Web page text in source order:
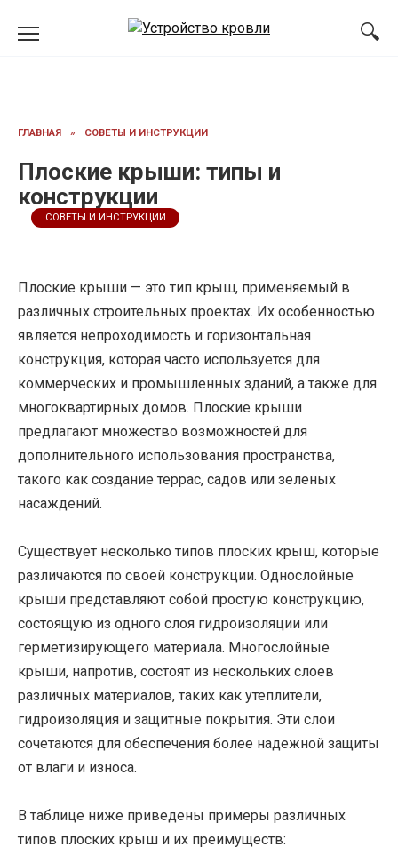
ГЛАВНАЯ » СОВЕТЫ И ИНСТРУКЦИИ
Плоские крыши: типы и
конструкции
СОВЕТЫ И ИНСТРУКЦИИ
Плоские крыши — это тип крыш, применяемый в
различных строительных проектах. Их особенностью
является непроходимость и горизонтальная
конструкция, которая часто используется для
коммерческих и промышленных зданий, а также для
многоквартирных домов. Плоские крыши
предлагают множество возможностей для
дополнительного использования пространства,
такого как создание террас, садов или зеленых
насаждений.
Существует несколько типов плоских крыш, которые
различаются по своей конструкции. Однослойные
крыши представляют собой простую конструкцию,
состоящую из одного слоя гидроизоляции или
герметизирующего материала. Многослойные
крыши, напротив, состоят из нескольких слоев
различных материалов, таких как утеплители,
гидроизоляция и защитные покрытия. Эти слои
сочетаются для обеспечения более надежной защиты
от влаги и износа.
В таблице ниже приведены примеры различных
типов плоских крыш и их преимуществ: